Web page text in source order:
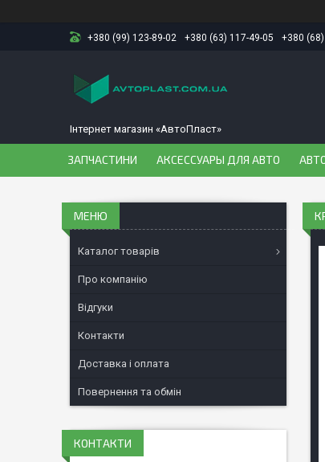
+380 (99) 123-89-02 +380 (63) 117-49-05 +380
Інтернет магазин «АвтоПласт»
ЗАПЧАСТИНИ АКСЕССУАРЫ ДЛЯ АВТО
Каталог товарів
Про компанію
Відгуки
Контакти
Доставка і оплата
Повернення та обмін
КОНТАКТИ